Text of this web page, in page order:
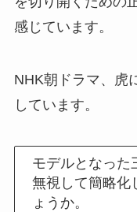
感じています。
NHK朝ドラマ、虎
しています。
モデルとなった
無視して簡略化
ょうか。